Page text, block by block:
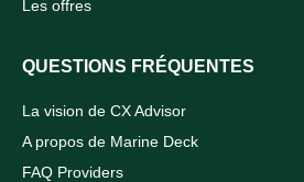
Les offres
QUESTIONS FRÉQUENTES
La vision de CX Advisor
A propos de Marine Deck
FAQ Providers